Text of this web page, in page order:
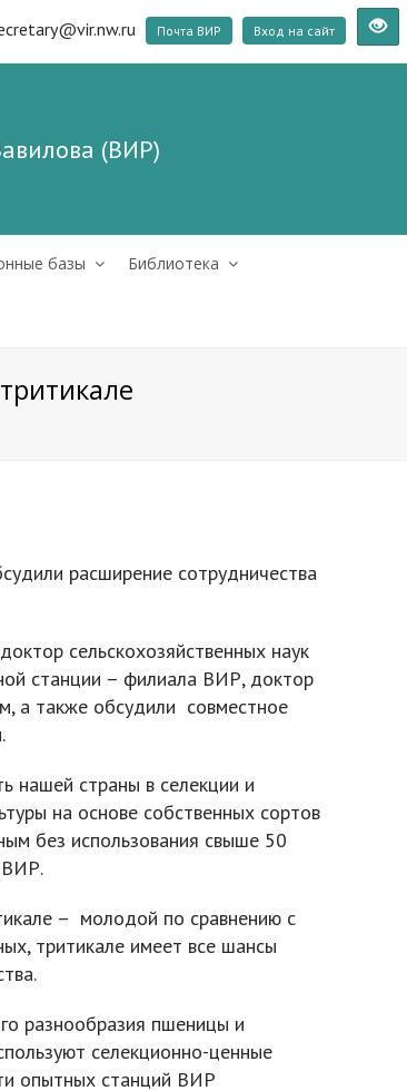
Почта ВИР Вход на сайт
(ВИР)
базы Библиотека
расширение сотрудничества
сельскохозяйственных наук
станции – филиала ВИР, доктор
а также обсудили совместное
нашей страны в селекции и
на основе собственных сортов
без использования свыше 50
ВИР.
– молодой по сравнению с
тритикале имеет все шансы
разнообразия пшеницы и
селекционно-ценные
опытных станций ВИР